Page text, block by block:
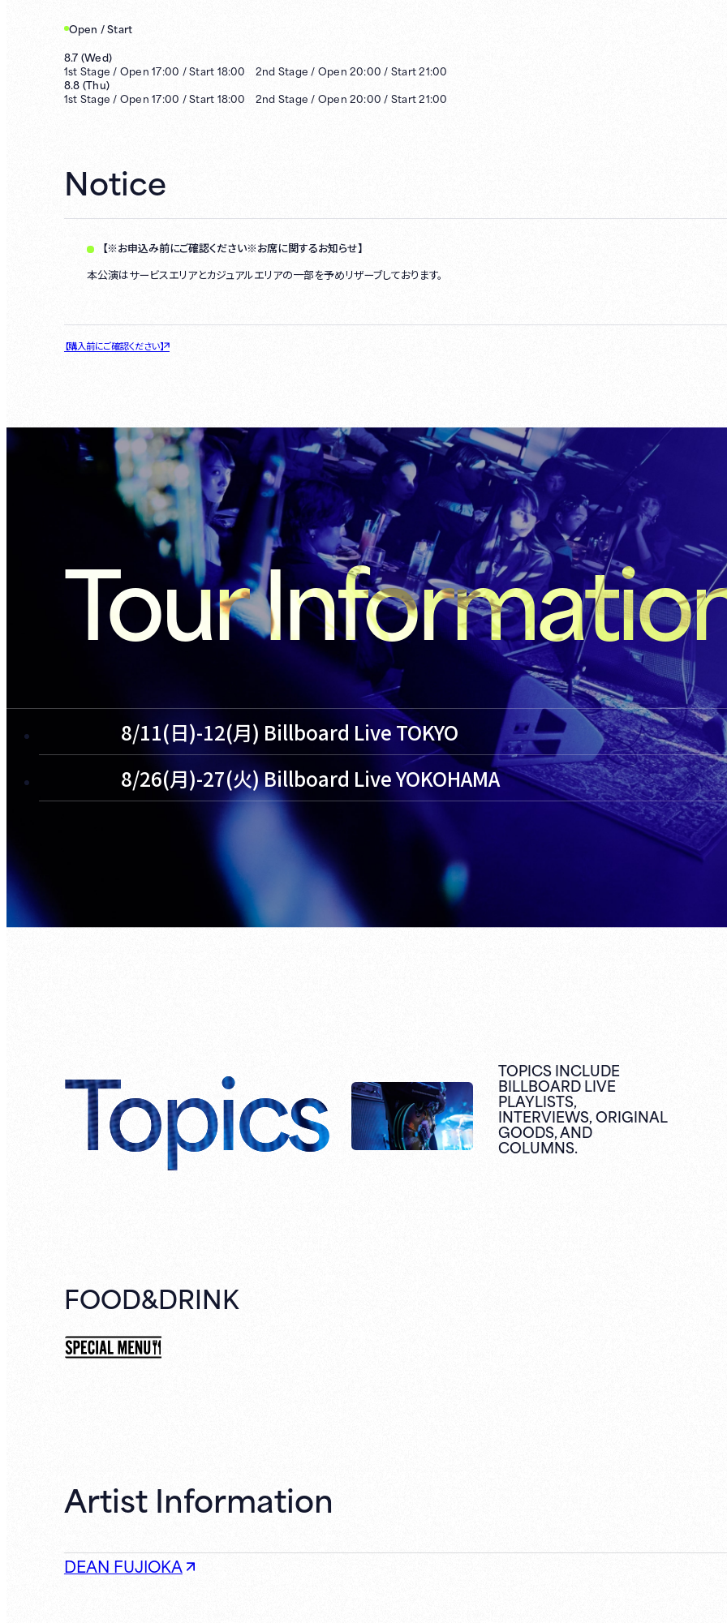
Open / Start
8.7 (Wed)
1st Stage / Open17:00 /Start 18:00 2nd Stage / Open 20:00 / Start21:00
8.8 (Thu)
1st Stage / Open17:00 /Start 18:00 2nd Stage / Open 20:00 / Start21:00
Notice
【※お申込み前にご確認ください※お席に関するお知らせ】
本公演はサービスエリアとカジュアルエリアの一部を予めリザーブしております。
【購入前にご確認ください】
Tour
8/11(日)-12(月) Billboard Live TOKYO
8/26(月)-27(火) Billboard Live YOKOHAMA
Topics TOPICS INCLUDE
BILLBOARD LIVE
PLAYLISTS,
INTERVIEWS,ORIGINAL
GOODS,AND
COLUMNS.
FOOD&DRINK
Artist Information
DEAN FUJIOKA